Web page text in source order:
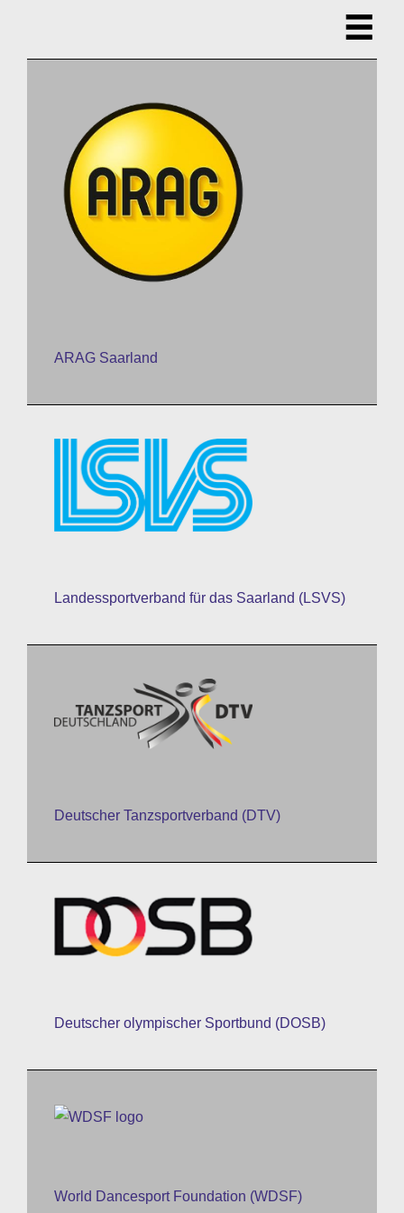
ARAG Saarland
Landessportverband für das Saarland (LSVS)
Deutscher Tanzsportverband (DTV)
Deutscher olympischer Sportbund (DOSB)
World Dancesport Foundation (WDSF)